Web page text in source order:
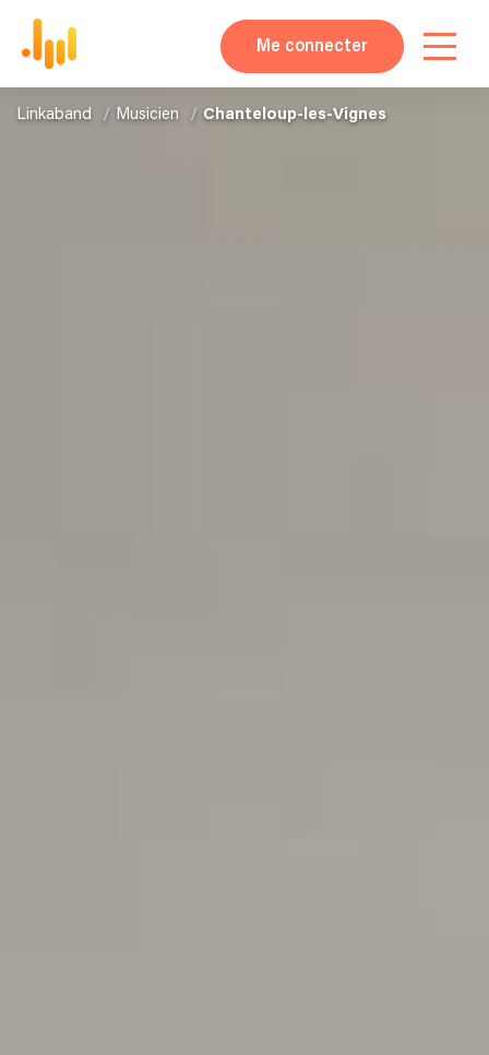
Me connecter
Linkaband Musicien Chanteloup-les-Vignes